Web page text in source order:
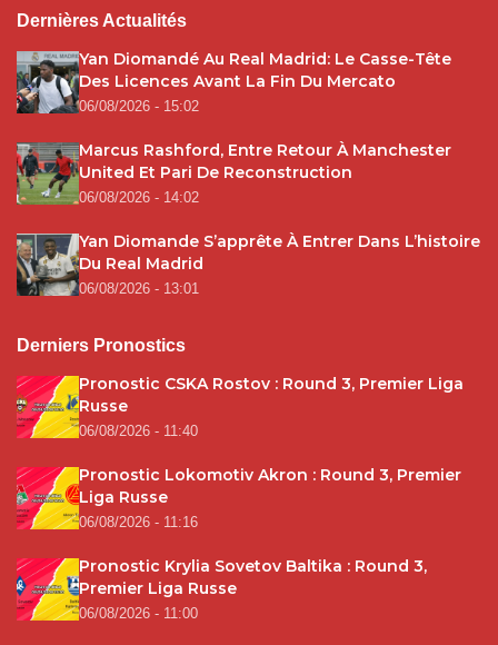
Dernières Actualités
Yan Diomandé Au Real Madrid: Le Casse-Tête
Des Licences Avant La Fin Du Mercato
06/08/2026 - 15:02
Marcus Rashford, Entre Retour À Manchester
United Et Pari De Reconstruction
06/08/2026 - 14:02
Yan Diomande S’apprête À Entrer Dans L’histoire
Du Real Madrid
06/08/2026 - 13:01
Derniers Pronostics
Pronostic CSKA Rostov : Round 3, Premier Liga
Russe
06/08/2026 - 11:40
Pronostic Lokomotiv Akron : Round 3, Premier
Liga Russe
06/08/2026 - 11:16
Pronostic Krylia Sovetov Baltika : Round 3,
Premier Liga Russe
06/08/2026 - 11:00